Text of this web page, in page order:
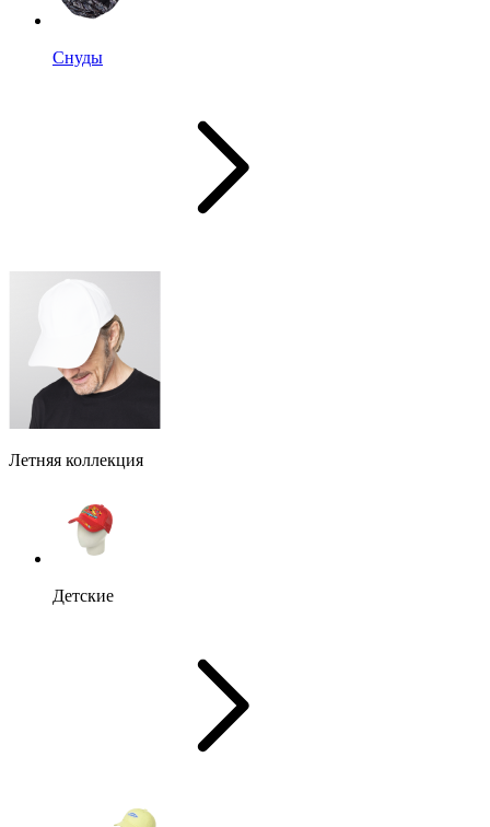
Снуды
Летняя коллекция
Детские